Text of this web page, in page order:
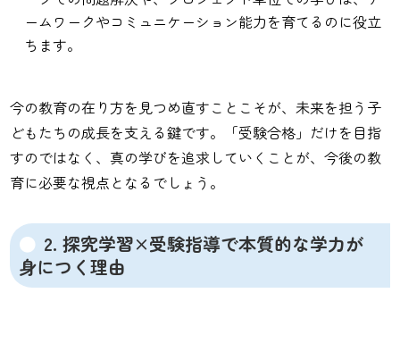
ームワークやコミュニケーション能力を育てるのに役立
ちます。
今の教育の在り方を見つめ直すことこそが、未来を担う子
どもたちの成長を支える鍵です。「受験合格」だけを目指
すのではなく、真の学びを追求していくことが、今後の教
育に必要な視点となるでしょう。
2. 探究学習×受験指導で本質的な学力が
身につく理由